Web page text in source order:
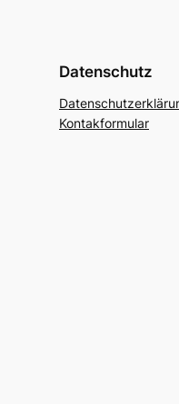
Datenschutz
Kontakformular